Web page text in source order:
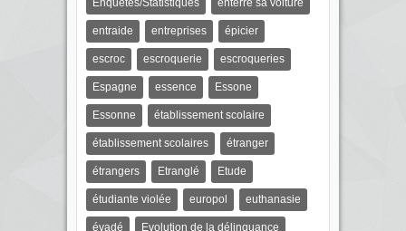
Enquêtes/Statistiques enterre sa voiture
entraide entreprises épicier
escroc escroquerie escroqueries
Espagne essence Essone
Essonne établissement scolaire
établissement scolaires étranger
étrangers Etranglé Etude
étudiante violée europol euthanasie
évadé Evolution de la délinquance